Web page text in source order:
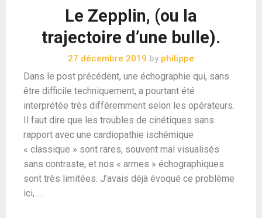
Le Zepplin, (ou la
trajectoire d’une bulle).
27 décembre 2019 by philippe
Dans le post précédent, une échographie qui, sans
être difficile techniquement, a pourtant été
interprétée très différemment selon les opérateurs.
Il faut dire que les troubles de cinétiques sans
rapport avec une cardiopathie ischémique
« classique » sont rares, souvent mal visualisés
sans contraste, et nos « armes » échographiques
sont très limitées. J’avais déjà évoqué ce problème
ici, …